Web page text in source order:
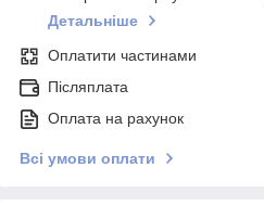
Детальніше
Оплатити частинами
Післяплата
Оплата на рахунок
Всі умови оплати